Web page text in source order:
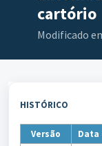
cartório
Modificado
HISTÓRICO
Versão
Data